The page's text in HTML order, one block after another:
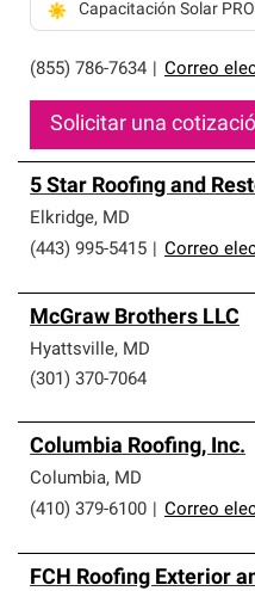
(855) 786-7634 Correo
Capacitación Solar
Solicitar una
5 Star Roofing and
Elkridge, MD
(443) 995-5415
Correo
McGraw Brothers LLC
Hyattsville, MD
(301) 370-7064
Columbia Roofing, Inc.
Columbia, MD
(410) 379-6100
Correo
FCH Roofing Exterior